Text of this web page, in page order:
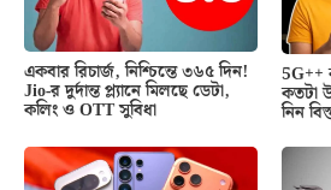
একবার রিচার্জ, নিশ্চিন্তে ৩৬৫ দিন!
Jio-র দুর্দান্ত প্ল্যানে মিলছে ডেটা,
কলিং ও OTT সুবিধা
5G++
কতটা
নিন